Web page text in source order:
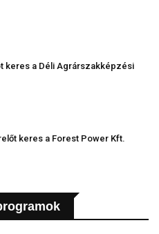
keres a Déli Agrárszakképzési
keres a Forest Power Kft.